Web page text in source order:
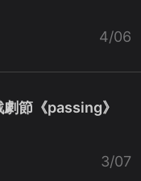
4/06
節《passing》
3/07